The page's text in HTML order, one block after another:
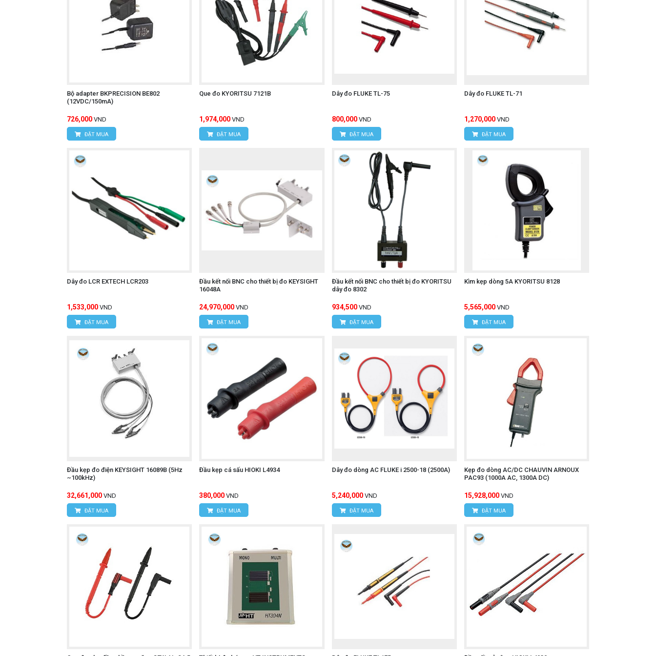
Bộ adapter BKPRECISION BE802
(12VDC/150mA)
726,000 VND
ĐẶT MUA
Que đo KYORITSU 7121B
1,974,000 VND
ĐẶT MUA
Dây đo FLUKE TL-75
800,000 VND
ĐẶT MUA
Dây đo FLUKE TL-71
1,270,000 VND
ĐẶT MUA
Dây đo LCR EXTECH LCR203
1,533,000 VND
ĐẶT MUA
Đầu kết nối BNC cho thiết bị đo KEYSIGHT
16048A
24,970,000 VND
ĐẶT MUA
Đầu kết nối BNC cho thiết bị đo KYORITSU
dây đo 8302
934,500 VND
ĐẶT MUA
Kìm kẹp dòng 5A KYORITSU 8128
5,565,000 VND
ĐẶT MUA
Đầu kẹp đo điện KEYSIGHT 16089B (5Hz
~100kHz)
32,661,000 VND
ĐẶT MUA
Đầu kẹp cá sấu HIOKI L4934
380,000 VND
ĐẶT MUA
Dây đo dòng AC FLUKE i 2500-18 (2500A)
5,240,000 VND
ĐẶT MUA
Kẹp đo dòng AC/DC CHAUVIN ARNOUX
PAC93 (1000A AC, 1300A DC)
15,928,000 VND
ĐẶT MUA